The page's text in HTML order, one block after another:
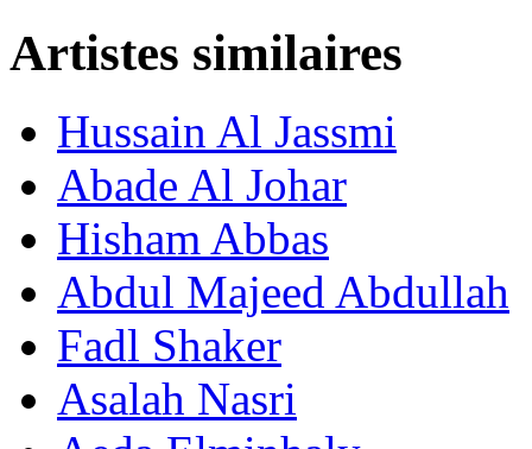
Artistes similaires
Hussain Al Jassmi
Abade Al Johar
Hisham Abbas
Abdul Majeed Abdullah
Fadl Shaker
Asalah Nasri